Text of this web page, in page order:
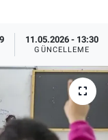
11.05.2026 - 13:30
GÜNCELLEME